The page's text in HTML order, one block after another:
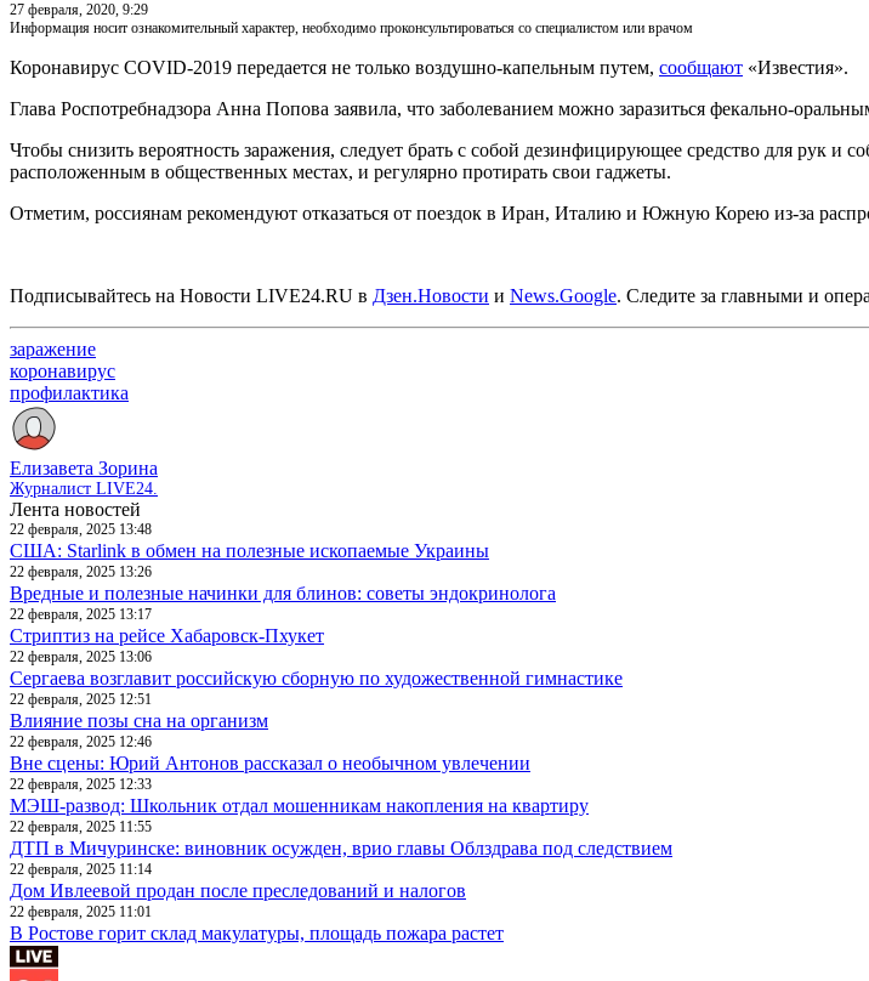
27 февраля, 2020, 9:29
Информация носит ознакомительный характер, необходимо проконсультироваться со специалистом или врачом
Коронавирус COVID-2019 передается не только воздушно-капельным путем, сообщают «Известия».
Глава Роспотребнадзора Анна Попова заявила, что заболеванием можно заразиться фекально-
Чтобы снизить вероятность заражения, следует брать с собой дезинфицирующее средство для рук и
расположенным в общественных местах, и регулярно протирать свои гаджеты.
Отметим, россиянам рекомендуют отказаться от поездок в Иран, Италию и Южную Корею из-за
Подписывайтесь на Новости LIVE24.RU в Дзен.Новости и News.Google. Следите за главными и
заражение
коронавирус
профилактика
Елизавета Зорина
Журналист LIVE24.
Лента новостей
22 февраля, 2025 13:48
США: Starlink в обмен на полезные ископаемые Украины
22 февраля, 2025 13:26
Вредные и полезные начинки для блинов: советы эндокринолога
22 февраля, 2025 13:17
Стриптиз на рейсе Хабаровск-Пхукет
22 февраля, 2025 13:06
Сергаева возглавит российскую сборную по художественной гимнастике
22 февраля, 2025 12:51
Влияние позы сна на организм
22 февраля, 2025 12:46
Вне сцены: Юрий Антонов рассказал о необычном увлечении
22 февраля, 2025 12:33
МЭШ-развод: Школьник отдал мошенникам накопления на квартиру
22 февраля, 2025 11:55
ДТП в Мичуринске: виновник осужден, врио главы Облздрава под следствием
22 февраля, 2025 11:14
Дом Ивлеевой продан после преследований и налогов
22 февраля, 2025 11:01
В Ростове горит склад макулатуры, площадь пожара растет